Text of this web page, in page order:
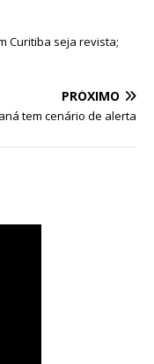
Curitiba seja revista;
PRÓXIMO
tem cenário de alerta